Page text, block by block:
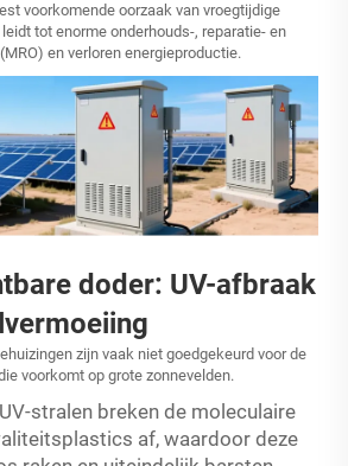
voorkomende oorzaak van vroegtijdige
tot enorme onderhouds-, reparatie- en
en verloren energieproductie.
doder: UV-afbraak
zijn vaak niet goedgekeurd voor de
voorkomt op grote zonnevelden.
UV-stralen breken de moleculaire
af, waardoor deze